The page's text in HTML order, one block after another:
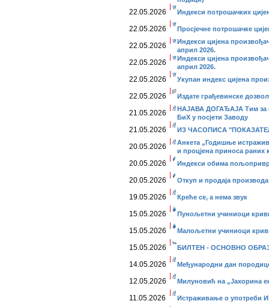
22.05.2026 Индекси потрошачких
22.05.2026 Просјечне потрошачке
22.05.2026
Индекси цијена
април 2026.
22.05.2026
Индекси цијена
април 2026.
22.05.2026 Укупан индекс цијена
22.05.2026 Издате грађевинске
21.05.2026
НАЈАВА ДОГАЂАЈА Тим за
БиХ у посјети Заводу
21.05.2026 ИЗ ЧАСОПИСА
20.05.2026
Анкета „Годишње
и процјена приноса раних
20.05.2026 Индекси обима
20.05.2026 Откуп и продаја
19.05.2026 Креће се, а нема звук
15.05.2026 Пунољетни учиниоци
15.05.2026 Малољетни учиниоци
15.05.2026 БИЛТЕН - ОСНОВНО
14.05.2026 Међународни дан
12.05.2026 Милуновић на „Јахорина
11.05.2026 Истраживање о употреби